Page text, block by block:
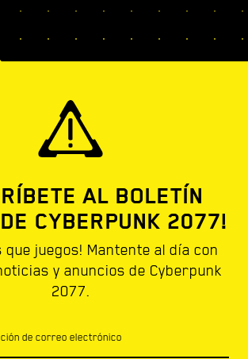
AL BOLETÍN
CYBERPUNK 2077!
que juegos! Mantente al día con
y anuncios de Cyberpunk
2077.
de correo electrónico